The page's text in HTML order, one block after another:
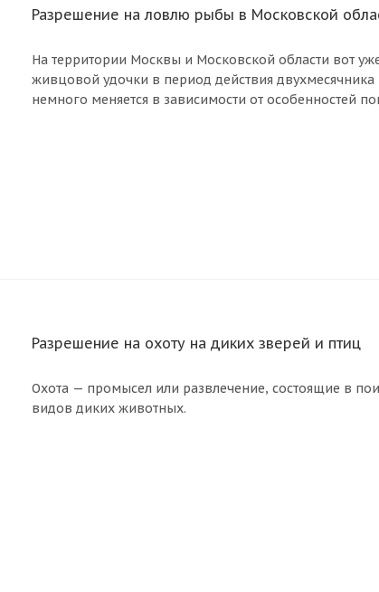
Разрешение на ловлю рыбы в Московской
На территории Москвы и Московской области вот
живцовой удочки в период действия
немного меняется в зависимости от особенностей
Разрешение на охоту на диких зверей и птиц
Охота — промысел или развлечение, состоящие в
видов диких животных.